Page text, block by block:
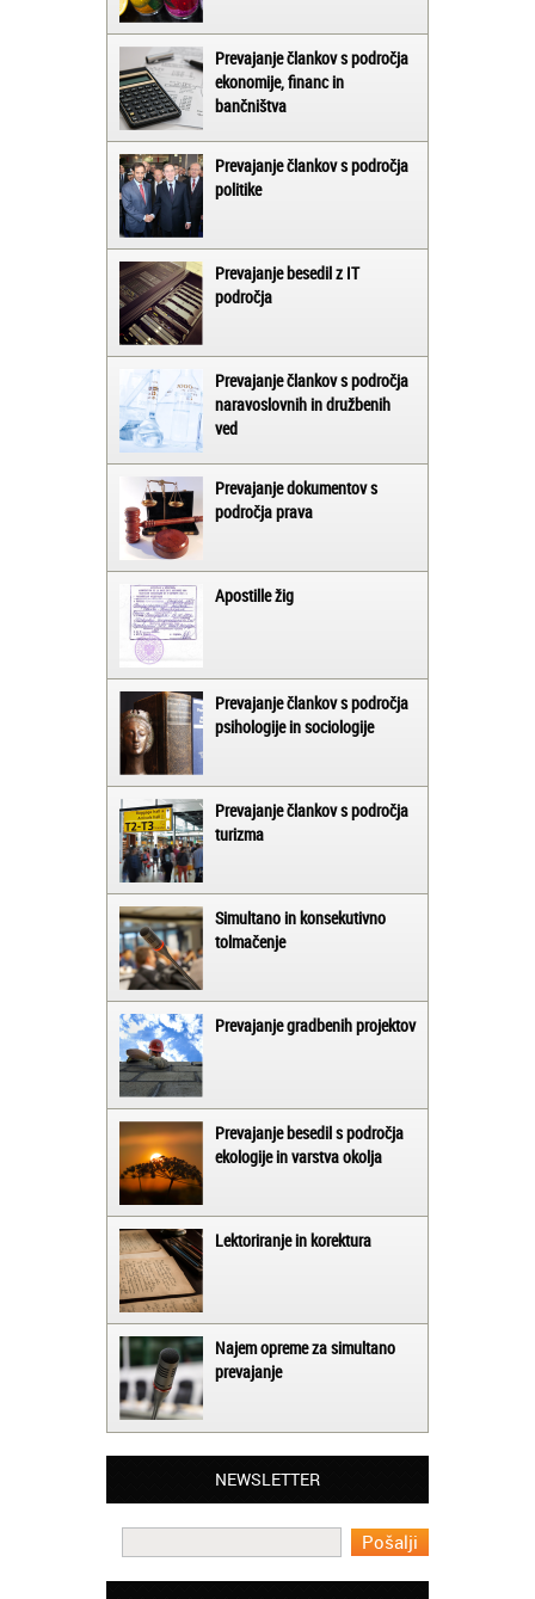
Prevajanje člankov s področja
ekonomije, financ in
bančništva
Prevajanje člankov s področja
politike
Prevajanje besedil z IT
področja
Prevajanje člankov s področja
naravoslovnih in družbenih
ved
Prevajanje dokumentov s
področja prava
Apostille žig
Prevajanje člankov s področja
psihologije in sociologije
Prevajanje člankov s področja
turizma
Simultano in konsekutivno
tolmačenje
Prevajanje gradbenih projektov
Prevajanje besedil s področja
ekologije in varstva okolja
Lektoriranje in korektura
Najem opreme za simultano
prevajanje
NEWSLETTER
Matjaž iz Ajdovščine:
Lahko pohvalim vse zaposlene v Akademiji
Oxford, ker so resnično profesionalni in
prevajalske storitve opravljajo hitro in